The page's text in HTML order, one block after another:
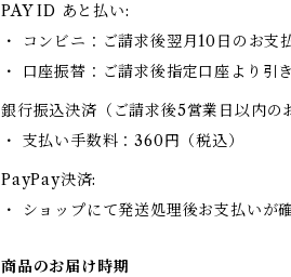
PAY ID あと払い:
・ コンビニ：ご請求後翌月10日のお支
・ 口座振替：ご請求後指定口座より引
銀行振込決済（ご請求後5営業日以内の
・ 支払い手数料：360円（税込）
PayPay決済:
・ ショップにて発送処理後お支払いが
商品のお届け時期